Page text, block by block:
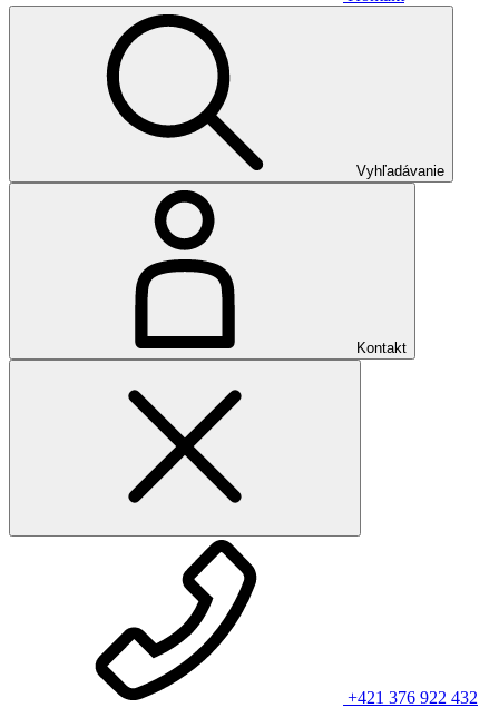
Vyhľadávanie
Kontakt
+421 376 922 432